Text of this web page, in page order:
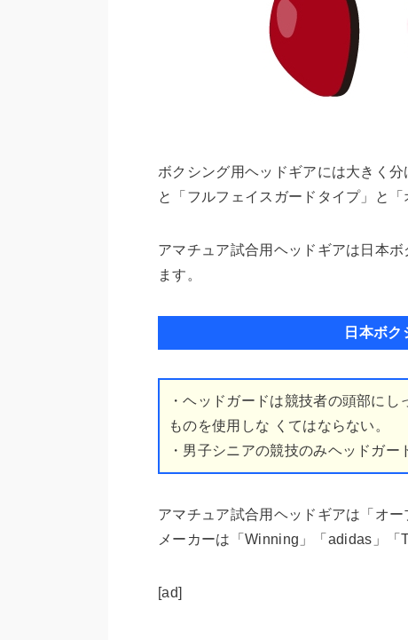
ボクシング用ヘッドギアには大きく
と「フルフェイスガードタイプ」と
アマチュア試合用ヘッドギアは日本
ます。
日本ボ
・ヘッドガードは競技者の頭部に
ものを使用しな くてはならない。
・男子シニアの競技のみヘッドガー
アマチュア試合用ヘッドギアは「オ
メーカーは「Winning」「adidas」「
[ad]